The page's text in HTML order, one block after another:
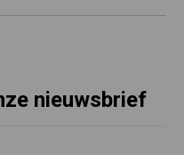
nieuwsbrief